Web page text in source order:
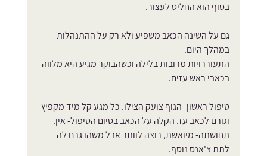
בסוף הוא החליט לעצור.
גם על השינה הכאב משפיע ולא רק על ההתנהלות
במהלך היום.
התעוררויות מרובות בלילה וכשהבוקר מגיע היא מלווה
בכאבי ראש עזים.
טיפול ראשון- הגוף צועק הצילו. כל מגע קל מיד מקפיץ
וגורם לכאב עז. הקלה על הכאב בסיום הטיפול- אין.
תחושתה- מיואשת, רוצה לוותר אבל משהו גרם לה
לתת צ'אנס נוסף.